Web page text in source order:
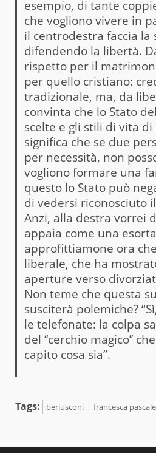
esempio, di tante
che vogliono vivere in
il centrodestra faccia la
difendendo la libertà.
rispetto per il
per quello cristiano:
tradizionale, ma, da
convinta che lo Stato
scelte e gli stili di vita di
significa che se due
per necessità, non
vogliono formare una
questo lo Stato può
di vedersi riconosciuto
Anzi, alla destra vorrei
appaia come una
approfittiamone ora che
liberale, che ha
aperture verso
Non teme che questa
susciterà polemiche?
le telefonate: la colpa
del ‘‘cerchio magico’’
capito cosa sia”.
Tags: berlusconi francesca pascale